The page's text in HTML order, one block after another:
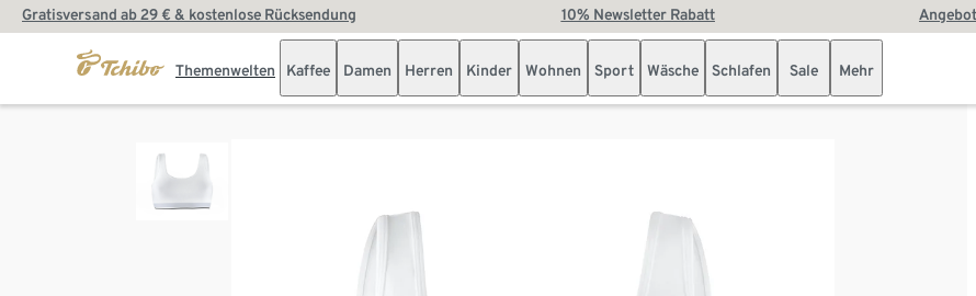
Gratisversand ab 29 € & kostenlose Rücksendung 10% Newsletter Rabatt
Themenwelten Kaffee Damen Herren Kinder Wohnen Sport Wäsche Schlafen Sale Mehr